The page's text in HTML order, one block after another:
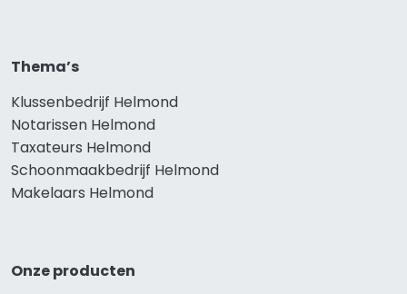
Thema’s
Klussenbedrijf Helmond
Notarissen Helmond
Taxateurs Helmond
Schoonmaakbedrijf Helmond
Makelaars Helmond
Onze producten